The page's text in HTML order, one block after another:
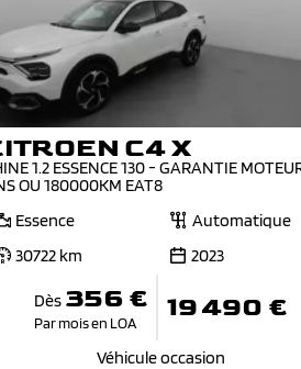
C4 X
1.2 ESSENCE 130 - GARANTIE
OU 180000KM EAT8
Essence
Automatique
30722 km
2023
Dès 356 €
Par mois en LOA 19 490 €
Véhicule occasion